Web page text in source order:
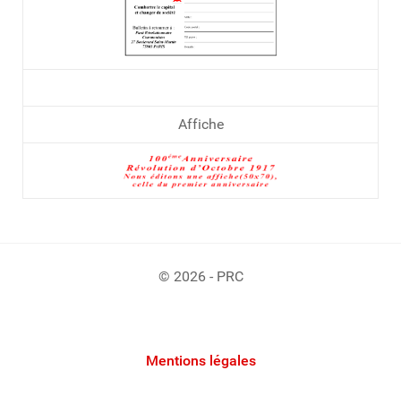
Affiche
© 2026 - PRC
Mentions légales